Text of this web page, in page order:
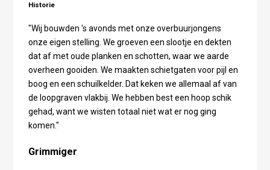
Historie
"Wij bouwden 's avonds met onze overbuurjongens
onze eigen stelling. We groeven een slootje en dekten
dat af met oude planken en schotten, waar we aarde
overheen gooiden. We maakten schietgaten voor pijl en
boog en een schuilkelder. Dat keken we allemaal af van
de loopgraven vlakbij. We hebben best een hoop schik
gehad, want we wisten totaal niet wat er nog ging
komen."
Grimmiger